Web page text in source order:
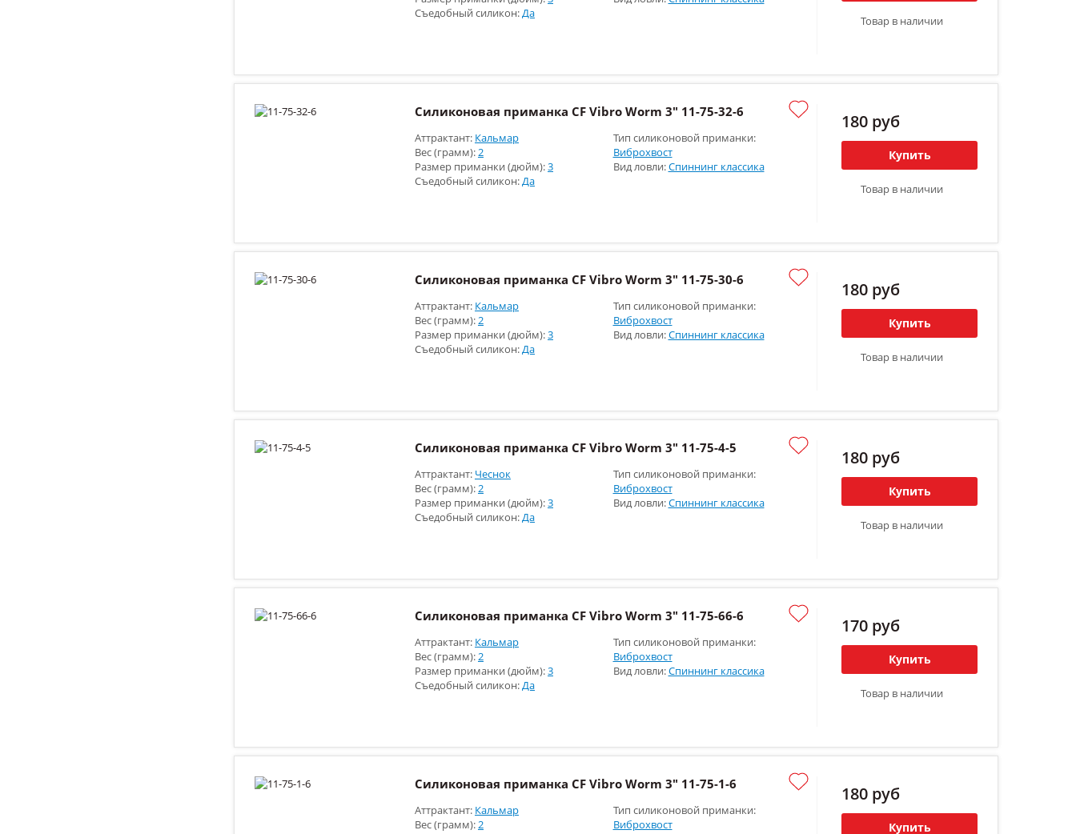
Съедобный силикон:Да
Товар в наличии
Силиконовая приманка CF Vibro Worm 3" 11-75-32-6
Аттрактант: Кальмар
Вес (грамм):2
Размер приманки (дюйм):3
Съедобный силикон:Да
Тип силиконовой приманки:
Виброхвост
Вид ловли:Спиннинг классика
180 руб
Купить
Товар в наличии
Силиконовая приманка CF Vibro Worm 3" 11-75-30-6
Аттрактант: Кальмар
Вес (грамм):2
Размер приманки (дюйм):3
Съедобный силикон:Да
Тип силиконовой приманки:
Виброхвост
Вид ловли:Спиннинг классика
180 руб
Купить
Товар в наличии
Силиконовая приманка CF Vibro Worm 3" 11-75-4-5
Аттрактант: Чеснок
Вес (грамм):2
Размер приманки (дюйм):3
Съедобный силикон:Да
Тип силиконовой приманки:
Виброхвост
Вид ловли:Спиннинг классика
180 руб
Купить
Товар в наличии
Силиконовая приманка CF Vibro Worm 3" 11-75-66-6
Аттрактант: Кальмар
Вес (грамм):2
Размер приманки (дюйм):3
Съедобный силикон:Да
Тип силиконовой приманки:
Виброхвост
Вид ловли:Спиннинг классика
170 руб
Купить
Товар в наличии
Силиконовая приманка CF Vibro Worm 3" 11-75-1-6
Аттрактант: Кальмар
Вес (грамм):2
Тип силиконовой приманки:
Виброхвост
180 руб
Купить